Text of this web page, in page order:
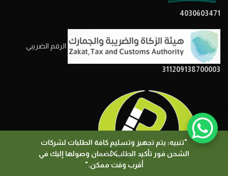
"تنبيه: يتم تجهيز وتسليم كافة الطلبات لشركات
الشحن فور تأكيد الطلب، لضمان وصولها إليك في
أقرب وقت ممكن."
4030603471
الرقم الضريبي
311209138700003